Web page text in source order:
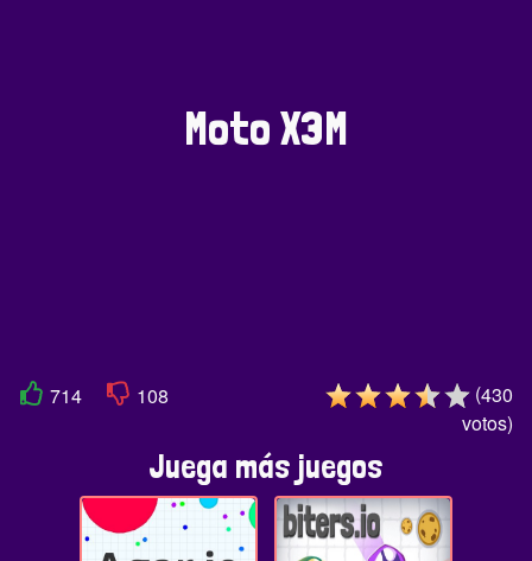
Moto X3M
714 108 (430
votos)
Juega más juegos